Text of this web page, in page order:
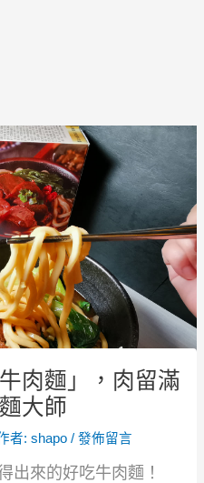
肉麵」，肉留滿
大師
者:shapo/發佈留言
出來的好吃牛肉麵！